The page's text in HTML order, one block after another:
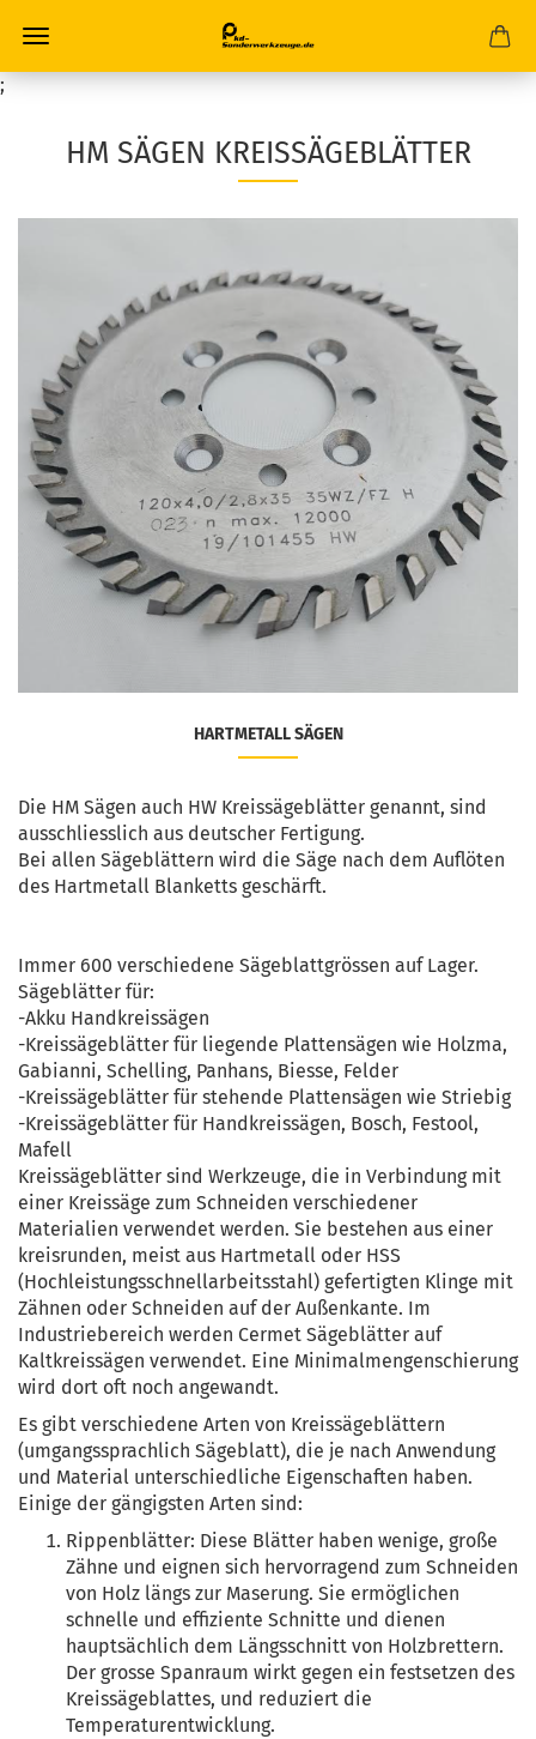
;
HM SÄGEN KREISSÄGEBLÄTTER
HARTMETALL SÄGEN
Die HM Sägen auch HW Kreissägeblätter genannt, sind
ausschliesslich aus deutscher Fertigung.
Bei allen Sägeblättern wird die Säge nach dem Auflöten
des Hartmetall Blanketts geschärft.
Immer 600 verschiedene Sägeblattgrössen auf Lager.
Sägeblätter für:
-Akku Handkreissägen
-Kreissägeblätter für liegende Plattensägen wie Holzma,
Gabianni, Schelling, Panhans, Biesse, Felder
-Kreissägeblätter für stehende Plattensägen wie Striebig
-Kreissägeblätter für Handkreissägen, Bosch, Festool,
Mafell
Kreissägeblätter sind Werkzeuge, die in Verbindung mit
einer Kreissäge zum Schneiden verschiedener
Materialien verwendet werden. Sie bestehen aus einer
kreisrunden, meist aus Hartmetall oder HSS
(Hochleistungsschnellarbeitsstahl) gefertigten Klinge mit
Zähnen oder Schneiden auf der Außenkante. Im
Industriebereich werden Cermet Sägeblätter auf
Kaltkreissägen verwendet. Eine Minimalmengenschierung
wird dort oft noch angewandt.
Es gibt verschiedene Arten von Kreissägeblättern
(umgangssprachlich Sägeblatt), die je nach Anwendung
und Material unterschiedliche Eigenschaften haben.
Einige der gängigsten Arten sind:
Rippenblätter: Diese Blätter haben wenige, große
Zähne und eignen sich hervorragend zum Schneiden
von Holz längs zur Maserung. Sie ermöglichen
schnelle und effiziente Schnitte und dienen
hauptsächlich dem Längsschnitt von Holzbrettern.
Der grosse Spanraum wirkt gegen ein festsetzen des
Kreissägeblattes, und reduziert die
Temperaturentwicklung.